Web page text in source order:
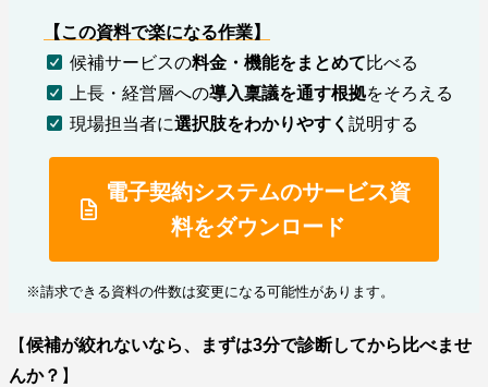
【この資料で楽になる作業】
候補サービスの料金・機能をまとめて比べる
上長・経営層への導入稟議を通す根拠をそろえる
現場担当者に選択肢をわかりやすく 説明する
電子契約システムのサービス資
料をダウンロード
※請求できる資料の件数は変更になる可能性があります。
【候補が絞れないなら、まずは3分で診断してから比べませ
んか？ 】